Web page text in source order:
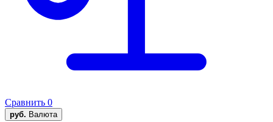
Сравнить 0
руб. Валюта